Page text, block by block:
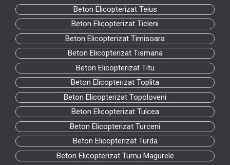
Beton Elicopterizat Teius
Beton Elicopterizat Ticleni
Beton Elicopterizat Timisoara
Beton Elicopterizat Tismana
Beton Elicopterizat Titu
Beton Elicopterizat Toplita
Beton Elicopterizat Topoloveni
Beton Elicopterizat Tulcea
Beton Elicopterizat Turceni
Beton Elicopterizat Turda
Beton Elicopterizat Turnu Magurele